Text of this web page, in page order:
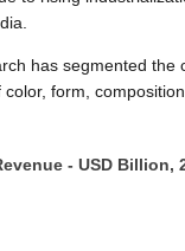
has segmented the
form,
- USD Billion,